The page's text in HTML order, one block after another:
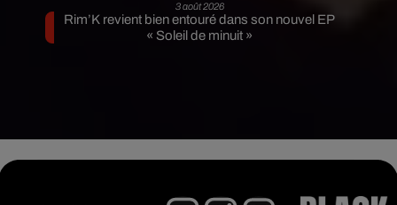
3 août 2026
Rim’K revient bien entouré dans son nouvel EP
« Soleil de minuit »